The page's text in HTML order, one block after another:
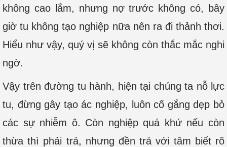
không cao lắm, nhưng nợ trước không có, bây
giờ tu không tạo nghiệp nữa nên ra đi thảnh thơi.
Hiểu như vậy, quý vị sẽ không còn thắc mắc nghi
ngờ.
Vậy trên đường tu hành, hiện tại chúng ta nỗ lực
tu, đừng gây tạo ác nghiệp, luôn cố gắng dẹp bỏ
các sự nhiễm ô. Còn nghiệp quá khứ nếu còn
thừa thì phải trả, nhưng đền trả với tâm biết rõ